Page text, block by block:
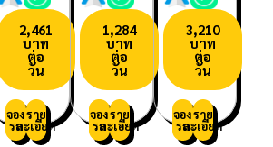
2,461
บาท
ต่อ
วัน
จอง
รถ
ราย
ละเอียด
1,284
บาท
ต่อ
วัน
จอง
รถ
ราย
ละเอียด
3,210
บาท
ต่อ
วัน
จอง
รถ
ราย
ละเอียด